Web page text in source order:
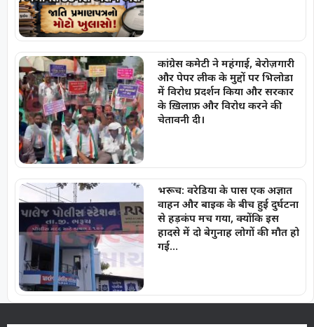
कांग्रेस कमेटी ने महंगाई, बेरोज़गारी
और पेपर लीक के मुद्दों पर भिलोडा
में विरोध प्रदर्शन किया और सरकार
के ख़िलाफ़ और विरोध करने की
चेतावनी दी।
भरूच: वरेडिया के पास एक अज्ञात
वाहन और बाइक के बीच हुई दुर्घटना
से हड़कंप मच गया, क्योंकि इस
हादसे में दो बेगुनाह लोगों की मौत हो
गई…